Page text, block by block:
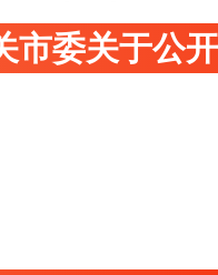
市委关于公